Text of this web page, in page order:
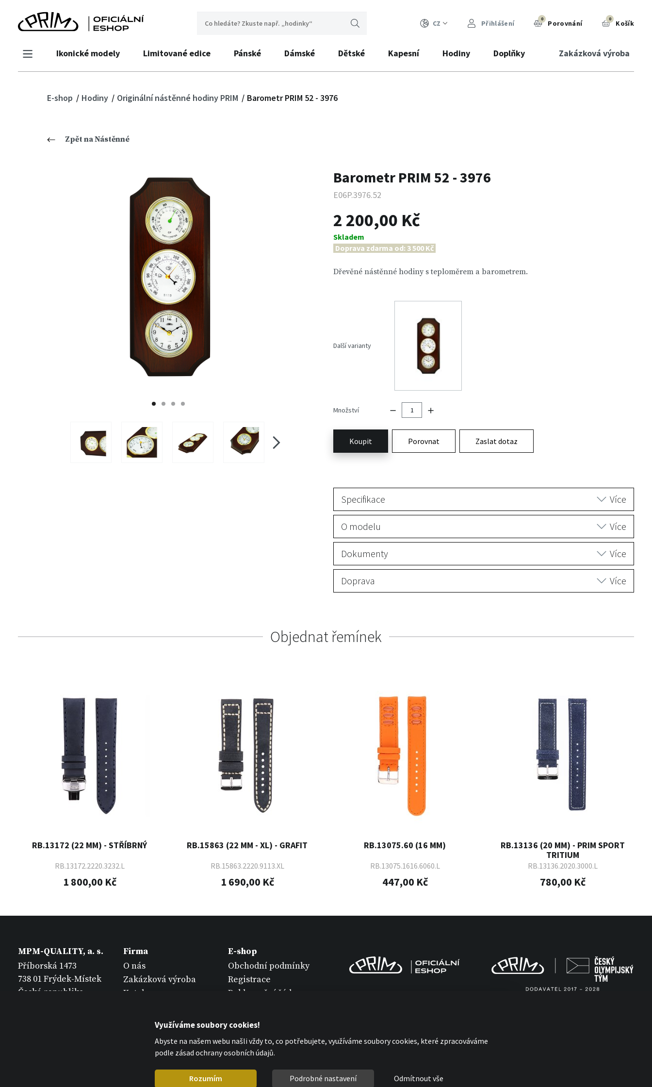
CZ Přihlášení 0 Porovnání 0 Košík
Ikonické modely Limitované edice Pánské Dámské Dětské Kapesní Hodiny Doplňky Zakázková výroba
E-shop Hodiny Originální nástěnné hodiny PRIM Barometr PRIM 52 - 3976
Zpět na Nástěnné
Barometr PRIM 52 - 3976
E06P.3976.52
2 200,00 Kč
Skladem
Doprava zdarma od: 3 500 Kč
Dřevěné nástěnné hodiny s teploměrem a barometrem.
Další varianty
Množství
Koupit Porovnat Zaslat dotaz
Specifikace Více
O modelu Více
Dokumenty Více
Doprava Více
Objednat řemínek
RB.13172 (22 MM) - STŘÍBRNÝ
RB.13172.2220.3232.L
1 800,00 Kč
RB.15863 (22 MM - XL) - GRAFIT
RB.15863.2220.9113.XL
1 690,00 Kč
RB.13075.60 (16 MM)
RB.13075.1616.6060.L
447,00 Kč
RB.13136 (20 MM) - PRIM SPORT
TRITIUM
RB.13136.2020.3000.L
780,00 Kč
MPM-QUALITY, a. s.
Příborská 1473
738 01 Frýdek-Místek
Česká republika
Firma
O nás
Zakázková výroba
Katalogy
E-shop
Obchodní podmínky
Registrace
Reklamační řád
Údržba hodinek
údajů
Využíváme soubory cookies!
Abyste na našem webu našli vždy to, co potřebujete, využíváme soubory cookies, které zpracováváme
podle zásad ochrany osobních údajů.
Rozumím Podrobné nastavení Odmítnout vše